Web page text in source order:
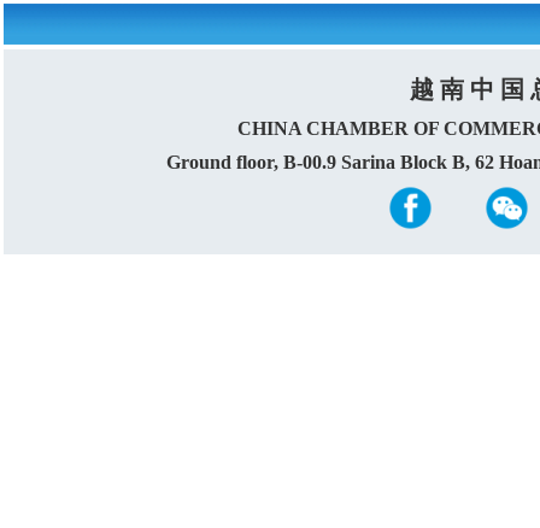
越 南 中 国
CHINA CHAMBER OF
Ground floor, B-00.9 Sarina Block B, 62